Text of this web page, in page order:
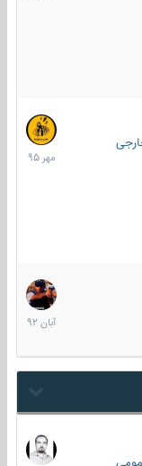
27
مهر
1395
22
آبان
1392
19
ساعات